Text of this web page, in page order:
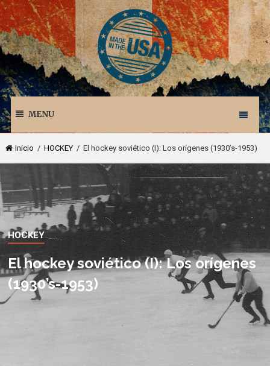
MENU
Inicio / HOCKEY/ El hockey soviético (I): Los orígenes (1930’s-1953)
HOCKEY
El hockey soviético (I): Los orígenes
(1930’s-1953)